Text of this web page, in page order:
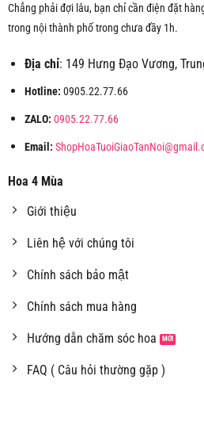
Chẳng phải đợi lâu, bạn chỉ cần điện đặt
trong nội thành phố trong chưa đầy 1h.
Địa chỉ: 149 Hưng Đạo Vương,
Hotline: 0905.22.77.66
ZALO: 0905.22.77.66
Email:
Hoa 4 Mùa
Giới thiệu
Liên hệ với chúng tôi
Chính sách bảo mật
Chính sách mua hàng
Hướng dẫn chăm sóc hoa
FAQ ( Câu hỏi thường gặp )